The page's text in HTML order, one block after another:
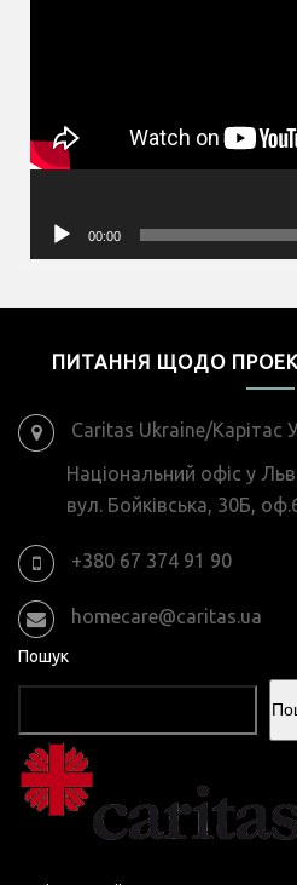
00:00
ПИТАННЯ ЩОДО
Caritas Ukraine/Карітас
Національний офіс у
вул. Бойківська, 30Б,
+380 67 374 91 90
homecare@caritas.ua
Пошук